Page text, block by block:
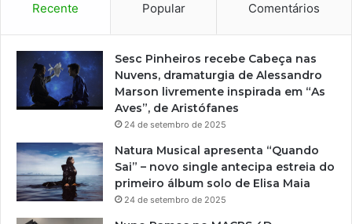
Recente Popular Comentários
Sesc Pinheiros recebe Cabeça nas
Nuvens, dramaturgia de Alessandro
Marson livremente inspirada em “As
Aves”, de Aristófanes
24 de setembro de 2025
Natura Musical apresenta “Quando
Sai” – novo single antecipa estreia do
primeiro álbum solo de Elisa Maia
24 de setembro de 2025